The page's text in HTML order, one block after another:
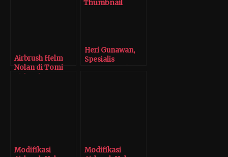
Airbrush Helm
Nolan di Tomi
Heri Gunawan,
Spesialis
Modifikasi
Modifikasi